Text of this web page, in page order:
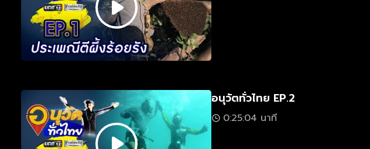
อนุวัตทั่วไทย EP.2
0:25:04 นาที